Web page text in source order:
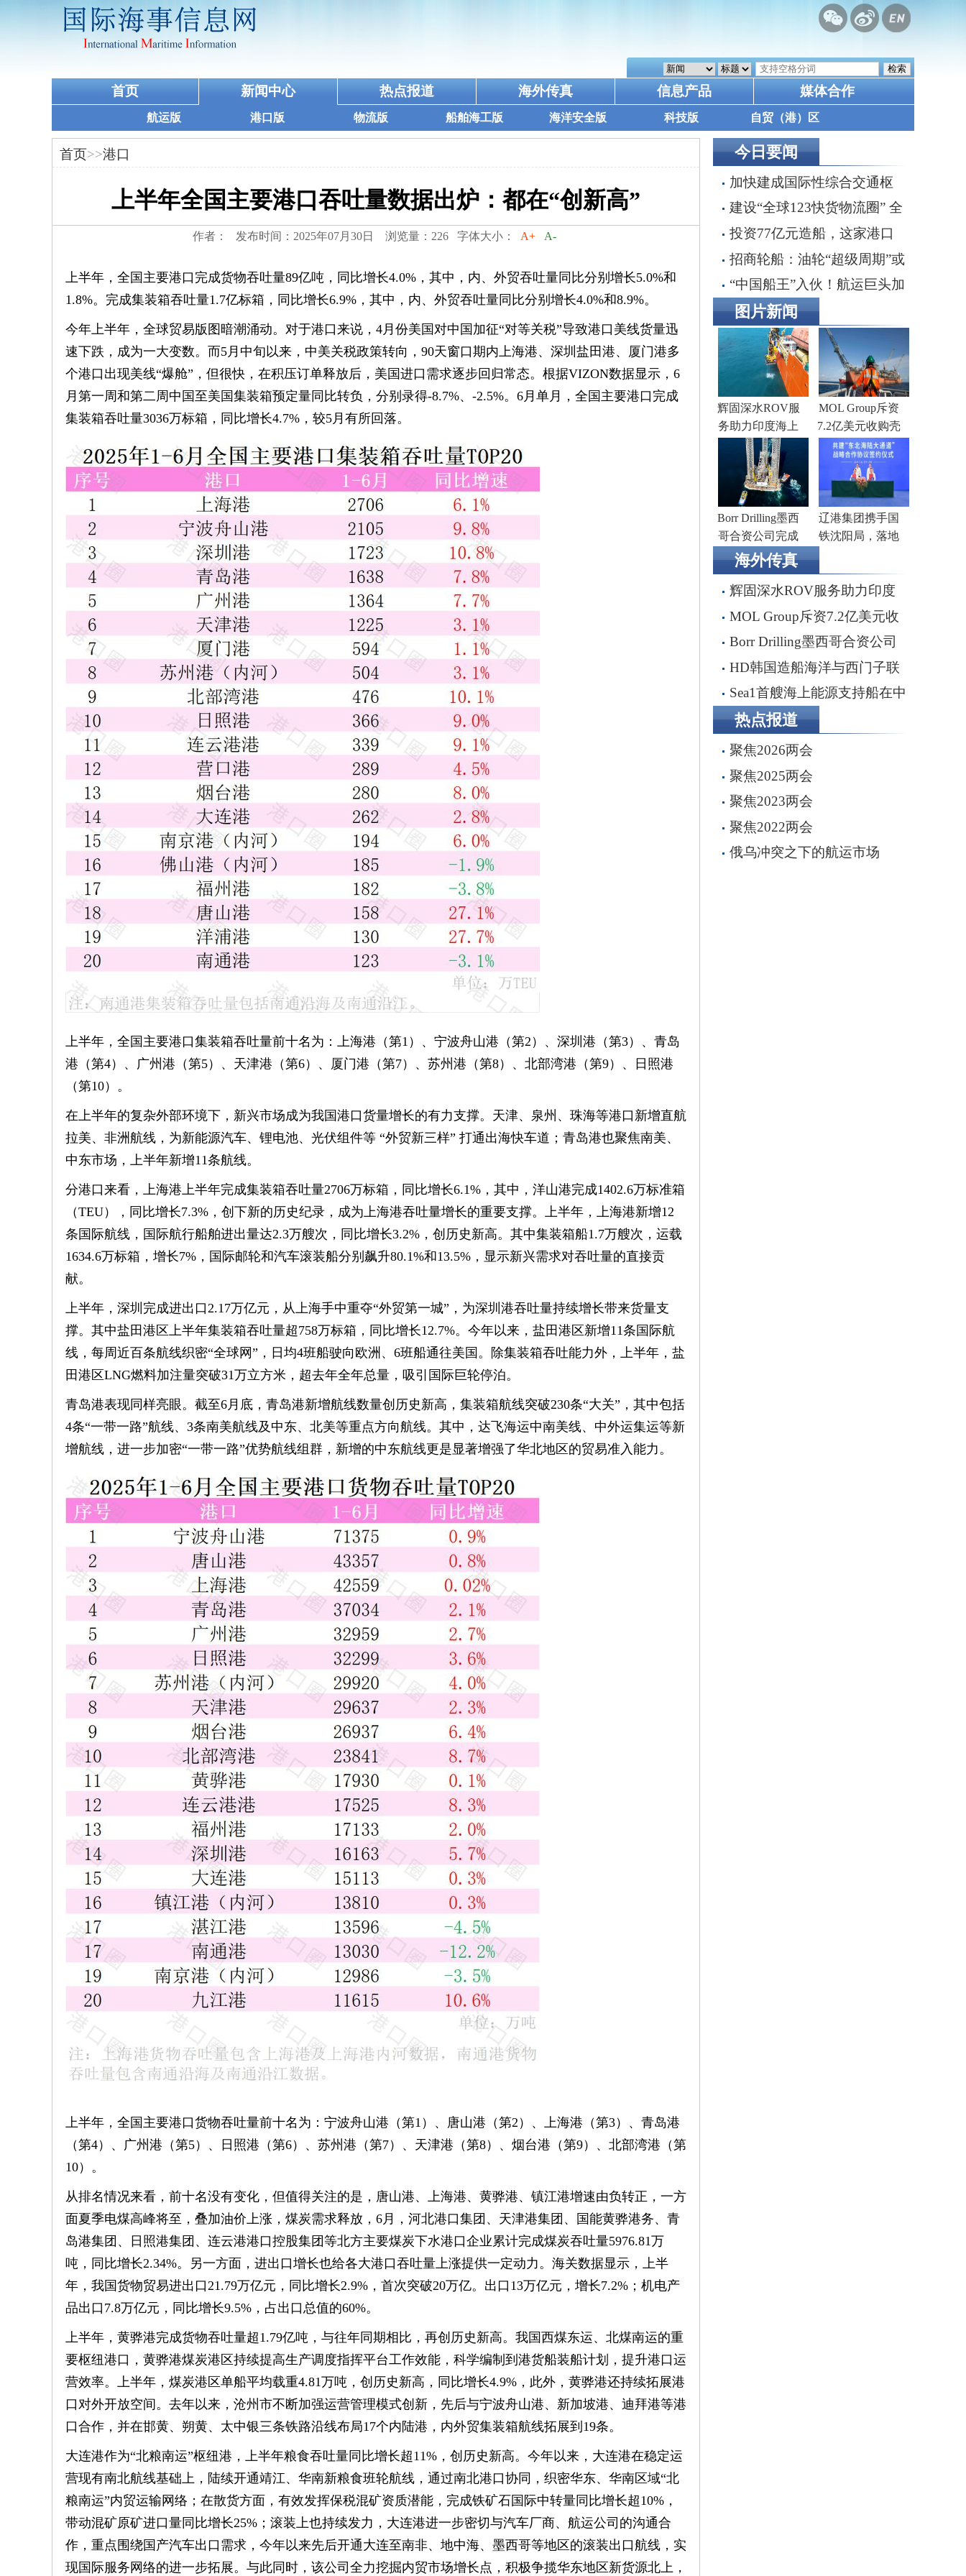
首页 新闻中心 热点报道 海外传真 信息产品 媒体合作
航运版 港口版 物流版 船舶海工版 海洋安全版 科技版 自贸（港）区
首页>>港口
上半年全国主要港口吞吐量数据出炉：都在“创新高”
作者： 发布时间：2025年07月30日 浏览量：226 字体大小： A+ A-
上半年，全国主要港口完成货物吞吐量89亿吨，同比增长4.0%，其中，内、外贸吞吐量同比分别增长5.0%和
1.8%。完成集装箱吞吐量1.7亿标箱，同比增长6.9%，其中，内、外贸吞吐量同比分别增长4.0%和8.9%。
今年上半年，全球贸易版图暗潮涌动。对于港口来说，4月份美国对中国加征“对等关税”导致港口美线货量迅
速下跌，成为一大变数。而5月中旬以来，中美关税政策转向，90天窗口期内上海港、深圳盐田港、厦门港多
个港口出现美线“爆舱”，但很快，在积压订单释放后，美国进口需求逐步回归常态。根据VIZON数据显示，6
月第一周和第二周中国至美国集装箱预定量同比转负，分别录得-8.7%、-2.5%。6月单月，全国主要港口完成
集装箱吞吐量3036万标箱，同比增长4.7%，较5月有所回落。
上半年，全国主要港口集装箱吞吐量前十名为：上海港（第1）、宁波舟山港（第2）、深圳港（第3）、青岛
港（第4）、广州港（第5）、天津港（第6）、厦门港（第7）、苏州港（第8）、北部湾港（第9）、日照港
（第10）。
在上半年的复杂外部环境下，新兴市场成为我国港口货量增长的有力支撑。天津、泉州、珠海等港口新增直航
拉美、非洲航线，为新能源汽车、锂电池、光伏组件等 “外贸新三样” 打通出海快车道；青岛港也聚焦南美、
中东市场，上半年新增11条航线。
分港口来看，上海港上半年完成集装箱吞吐量2706万标箱，同比增长6.1%，其中，洋山港完成1402.6万标准箱
（TEU），同比增长7.3%，创下新的历史纪录，成为上海港吞吐量增长的重要支撑。上半年，上海港新增12
条国际航线，国际航行船舶进出量达2.3万艘次，同比增长3.2%，创历史新高。其中集装箱船1.7万艘次，运载
1634.6万标箱，增长7%，国际邮轮和汽车滚装船分别飙升80.1%和13.5%，显示新兴需求对吞吐量的直接贡
献。
上半年，深圳完成进出口2.17万亿元，从上海手中重夺“外贸第一城”，为深圳港吞吐量持续增长带来货量支
撑。其中盐田港区上半年集装箱吞吐量超758万标箱，同比增长12.7%。今年以来，盐田港区新增11条国际航
线，每周近百条航线织密“全球网”，日均4班船驶向欧洲、6班船通往美国。除集装箱吞吐能力外，上半年，盐
田港区LNG燃料加注量突破31万立方米，超去年全年总量，吸引国际巨轮停泊。
青岛港表现同样亮眼。截至6月底，青岛港新增航线数量创历史新高，集装箱航线突破230条“大关”，其中包括
4条“一带一路”航线、3条南美航线及中东、北美等重点方向航线。其中，达飞海运中南美线、中外运集运等新
增航线，进一步加密“一带一路”优势航线组群，新增的中东航线更是显著增强了华北地区的贸易准入能力。
上半年，全国主要港口货物吞吐量前十名为：宁波舟山港（第1）、唐山港（第2）、上海港（第3）、青岛港
（第4）、广州港（第5）、日照港（第6）、苏州港（第7）、天津港（第8）、烟台港（第9）、北部湾港（第
10）。
从排名情况来看，前十名没有变化，但值得关注的是，唐山港、上海港、黄骅港、镇江港增速由负转正，一方
面夏季电煤高峰将至，叠加油价上涨，煤炭需求释放，6月，河北港口集团、天津港集团、国能黄骅港务、青
岛港集团、日照港集团、连云港港口控股集团等北方主要煤炭下水港口企业累计完成煤炭吞吐量5976.81万
吨，同比增长2.34%。另一方面，进出口增长也给各大港口吞吐量上涨提供一定动力。海关数据显示，上半
年，我国货物贸易进出口21.79万亿元，同比增长2.9%，首次突破20万亿。出口13万亿元，增长7.2%；机电产
品出口7.8万亿元，同比增长9.5%，占出口总值的60%。
上半年，黄骅港完成货物吞吐量超1.79亿吨，与往年同期相比，再创历史新高。我国西煤东运、北煤南运的重
要枢纽港口，黄骅港煤炭港区持续提高生产调度指挥平台工作效能，科学编制到港货船装船计划，提升港口运
营效率。上半年，煤炭港区单船平均载重4.81万吨，创历史新高，同比增长4.9%，此外，黄骅港还持续拓展港
口对外开放空间。去年以来，沧州市不断加强运营管理模式创新，先后与宁波舟山港、新加坡港、迪拜港等港
口合作，并在邯黄、朔黄、太中银三条铁路沿线布局17个内陆港，内外贸集装箱航线拓展到19条。
大连港作为“北粮南运”枢纽港，上半年粮食吞吐量同比增长超11%，创历史新高。今年以来，大连港在稳定运
营现有南北航线基础上，陆续开通靖江、华南新粮食班轮航线，通过南北港口协同，织密华东、华南区域“北
粮南运”内贸运输网络；在散货方面，有效发挥保税混矿资质潜能，完成铁矿石国际中转量同比增长超10%，
带动混矿原矿进口量同比增长25%；滚装上也持续发力，大连港进一步密切与汽车厂商、航运公司的沟通合
作，重点围绕国产汽车出口需求，今年以来先后开通大连至南非、地中海、墨西哥等地区的滚装出口航线，实
现国际服务网络的进一步拓展。与此同时，该公司全力挖掘内贸市场增长点，积极争揽华东地区新货源北上，
今日要闻
加快建成国际性综合交通枢
纽城市 《天津市综合交通运输
“十五五”规划》印发
建设“全球123快货物流圈” 全
链条一体化推进交通物流降本提
质增效
投资77亿元造船，这家港口
集团要做什么？
招商轮船：油轮“超级周期”或
延续至2030年，双海峡风险正
在重塑全球航运
“中国船王”入伙！航运巨头加
速布局VLCC船队
图片新闻
辉固深水ROV服
务助力印度海上
钻井作业
MOL Group斥资
7.2亿美元收购壳
牌旗下塞浦路斯
子公司
Borr Drilling墨西
哥合资公司完成
五座钻井平台收
购，交易额2.87亿
美元
辽港集团携手国
铁沈阳局，落地
目
海外传真
辉固深水ROV服务助力印度
海上钻井作业
MOL Group斥资7.2亿美元收
购壳牌旗下塞浦路斯子公司
Borr Drilling墨西哥合资公司
完成五座钻井平台收购，交易额
2.87亿美元
HD韩国造船海洋与西门子联
手打造全流程虚拟造船平台
Sea1首艘海上能源支持船在中
船船厂顺利下水
热点报道
聚焦2026两会
聚焦2025两会
聚焦2023两会
聚焦2022两会
俄乌冲突之下的航运市场